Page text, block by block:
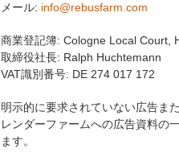
メール: info@rebusfarm.com
商業登記簿: Cologne Local Court,
取締役社長: Ralph Huchtemann
VAT識別番号: DE 274 017 172
明示的に要求されていない広告ま
レンダーファームへの広告資料の
ます。